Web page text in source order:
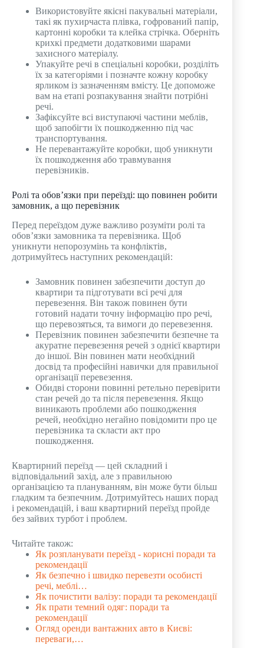
Використовуйте якісні пакувальні матеріали,
такі як пухирчаста плівка, гофрований папір,
картонні коробки та клейка стрічка. Оберніть
крихкі предмети додатковими шарами
захисного матеріалу.
Упакуйте речі в спеціальні коробки, розділіть
їх за категоріями і позначте кожну коробку
ярликом із зазначенням вмісту. Це допоможе
вам на етапі розпакування знайти потрібні
речі.
Зафіксуйте всі виступаючі частини меблів,
щоб запобігти їх пошкодженню під час
транспортування.
Не перевантажуйте коробки, щоб уникнути
їх пошкодження або травмування
перевізників.
Ролі та обов’язки при переїзді: що повинен робити
замовник, а що перевізник
Перед переїздом дуже важливо розуміти ролі та
обов’язки замовника та перевізника. Щоб
уникнути непорозумінь та конфліктів,
дотримуйтесь наступних рекомендацій:
Замовник повинен забезпечити доступ до
квартири та підготувати всі речі для
перевезення. Він також повинен бути
готовий надати точну інформацію про речі,
що перевозяться, та вимоги до перевезення.
Перевізник повинен забезпечити безпечне та
акуратне перевезення речей з однієї квартири
до іншої. Він повинен мати необхідний
досвід та професійні навички для правильної
організації перевезення.
Обидві сторони повинні ретельно перевірити
стан речей до та після перевезення. Якщо
виникають проблеми або пошкодження
речей, необхідно негайно повідомити про це
перевізника та скласти акт про
пошкодження.
Квартирний переїзд — цей складний і
відповідальний захід, але з правильною
організацією та плануванням, він може бути більш
гладким та безпечним. Дотримуйтесь наших порад
і рекомендацій, і ваш квартирний переїзд пройде
без зайвих турбот і проблем.
Читайте також:
Як розпланувати переїзд - корисні поради та
рекомендації
Як безпечно і швидко перевезти особисті
речі, меблі…
Як почистити валізу: поради та рекомендації
Як прати темний одяг: поради та
рекомендації
Огляд оренди вантажних авто в Києві:
переваги,…